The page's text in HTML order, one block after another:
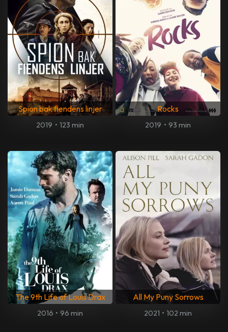
Spion bak fiendens linjer
2019 • 123 min
Rocks
2019 • 93 min
The 9th Life of Louis Drax
2016 • 96 min
All My Puny Sorrows
2021 • 102 min